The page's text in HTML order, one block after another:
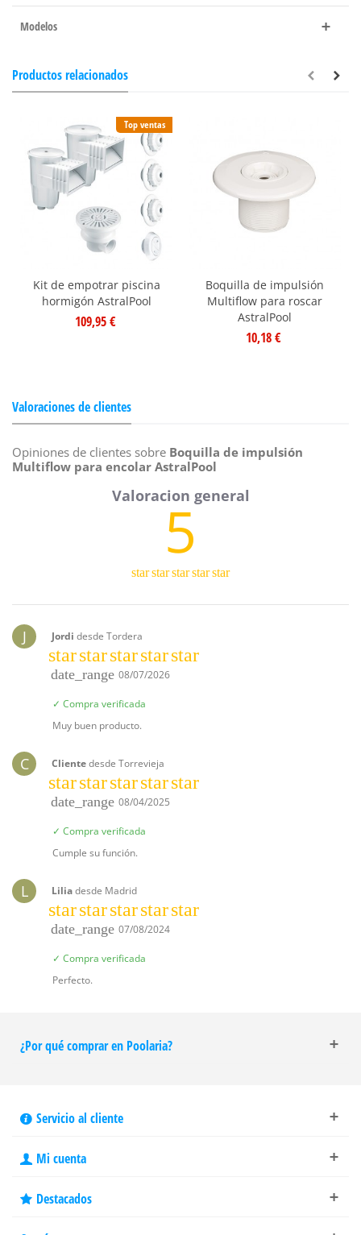
Modelos
Productos relacionados
Top ventas
Kit de empotrar piscina
hormigón AstralPool
109,95 €
Boquilla de impulsión
Multiflow para roscar
AstralPool
10,18 €
Valoraciones de clientes
Opiniones de clientes sobre Boquilla de impulsión
Multiflow para encolar AstralPool
5
starstarstarstarstar
J Jordi desde Tordera
starstarstarstarstar
date_range 08/07/2026
✓ Compra verificada
Muy buen producto.
C Clientedesde Torrevieja
starstarstarstarstar
date_range 08/04/2025
✓ Compra verificada
Cumple su función.
L Liliadesde Madrid
starstarstarstarstar
date_range 07/08/2024
✓ Compra verificada
Perfecto.
¿Por qué comprar en Poolaria?
Servicio al cliente
Mi cuenta
Destacados